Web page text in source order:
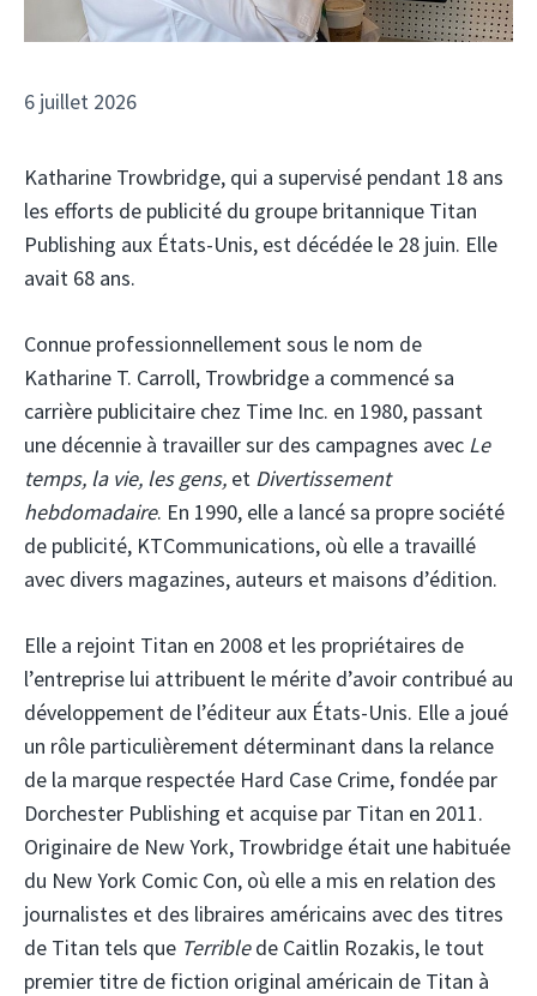
6 juillet 2026
Katharine Trowbridge, qui a supervisé pendant 18 ans
les efforts de publicité du groupe britannique Titan
Publishing aux États-Unis, est décédée le 28 juin. Elle
avait 68 ans.
Connue professionnellement sous le nom de
Katharine T. Carroll, Trowbridge a commencé sa
carrière publicitaire chez Time Inc. en 1980, passant
une décennie à travailler sur des campagnes avec Le
temps, la vie, les gens, et Divertissement
hebdomadaire. En 1990, elle a lancé sa propre société
de publicité, KTCommunications, où elle a travaillé
avec divers magazines, auteurs et maisons d’édition.
Elle a rejoint Titan en 2008 et les propriétaires de
l’entreprise lui attribuent le mérite d’avoir contribué au
développement de l’éditeur aux États-Unis. Elle a joué
un rôle particulièrement déterminant dans la relance
de la marque respectée Hard Case Crime, fondée par
Dorchester Publishing et acquise par Titan en 2011.
Originaire de New York, Trowbridge était une habituée
du New York Comic Con, où elle a mis en relation des
journalistes et des libraires américains avec des titres
de Titan tels que Terriblede Caitlin Rozakis, le tout
premier titre de fiction original américain de Titan à